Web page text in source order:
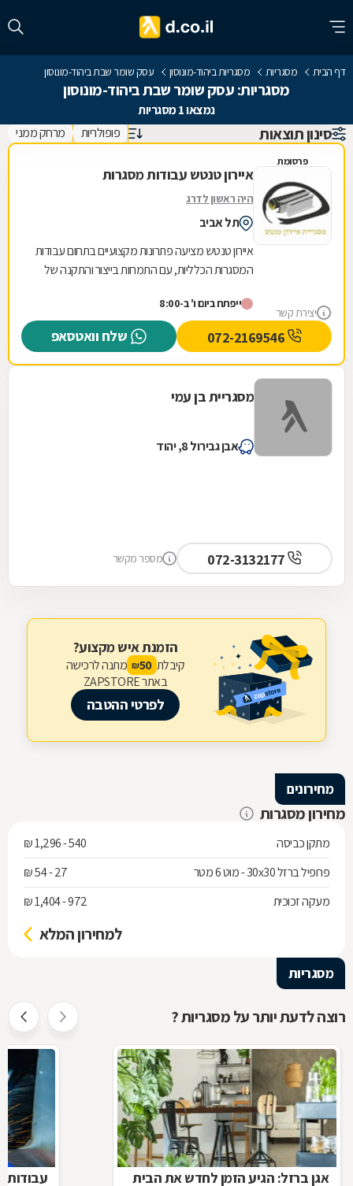
דף הבית מסגריות מסגריות ביהוד-מונוסון עסק שומר שבת ביהוד-מונוסון
מסגריות: עסק שומר שבת ביהוד-מונוסון
נמצאו 1 מסגריות
סינון תוצאות פופולריות מרחק ממני
פרסומת
יצירת קשר
איירון טנטש עבודות מסגרות
היה ראשון לדרג
תל אביב
איירון טנטש מציעה פתרונות מקצועיים בתחום עבודות
המסגרות הכלליות, עם התמחות בייצור והתקנה של
מתמחה...
ייפתח ביום ו' ב-8:00
שלח וואטסאפ
מסגריית בן עמי
אבן גבירול 8, יהוד
מספר מקשר
הזמנת איש מקצוע?
קיבלת 50
₪ מתנה לרכישה
באתר ZAPSTORE
לפרטי ההטבה
מחירונים
מחירון מסגרות
מתקן כביסה
540 - 1,296 ₪
פרופיל ברזל 30x30 - מוט 6 מטר
27 - 54 ₪
מעקה זכוכית
972 - 1,404 ₪
למחירון המלא
מסגריות
רוצה לדעת יותר על מסגריות ?
אגן ברזל: הגיע הזמן לחדש את הבית עבודות